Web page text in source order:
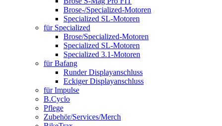
Brose-/Specialized-Motoren
Specialized SL-Motoren
für Specialized
Brose/Specialized-Motoren
Specialized SL-Motoren
Specialized 3.1-Motoren
für Bafang
Runder Displayanschluss
Eckiger Displayanschluss
für Impulse
B.Cyclo
Pflege
Zubehör/Services/Merch